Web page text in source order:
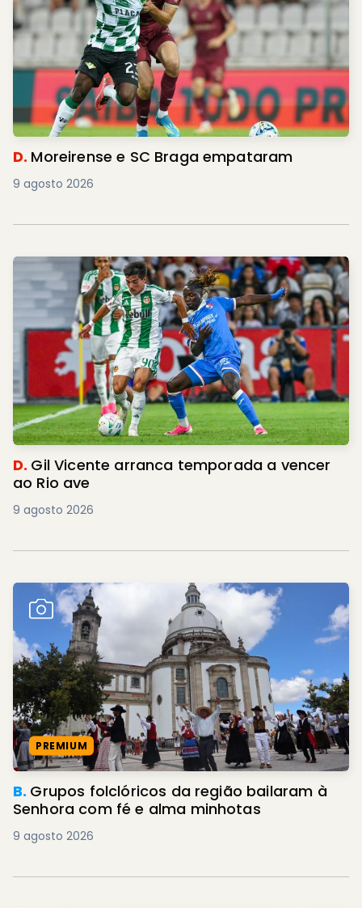
D. Moreirense e SC Braga empataram
9 agosto 2026
D. Gil Vicente arranca temporada a vencer
ao Rio ave
9 agosto 2026
PREMIUM
B. Grupos folclóricos da região bailaram à
Senhora com fé e alma minhotas
9 agosto 2026